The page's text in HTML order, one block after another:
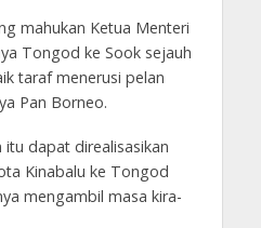
mahukan Ketua Menteri
Tongod ke Sook sejauh
taraf menerusi pelan
Pan Borneo.
itu dapat direalisasikan
Kinabalu ke Tongod
mengambil masa kira-